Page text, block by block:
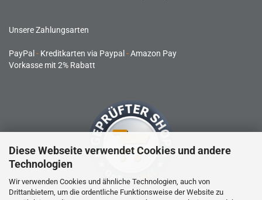
Diese Webseite verwendet Cookies und andere
Technologien
Wir verwenden Cookies und ähnliche Technologien, auch von
Drittanbietern, um die ordentliche Funktionsweise der Website zu
Unsere Zahlungsarten
PayPal - Kreditkarten via Paypal -Amazon Pay
Vorkasse mit 2% Rabatt